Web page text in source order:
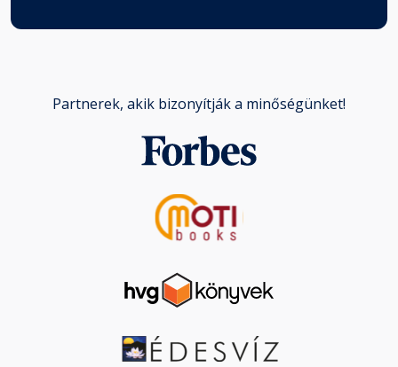
Partnerek, akik bizonyítják a minőségünket!